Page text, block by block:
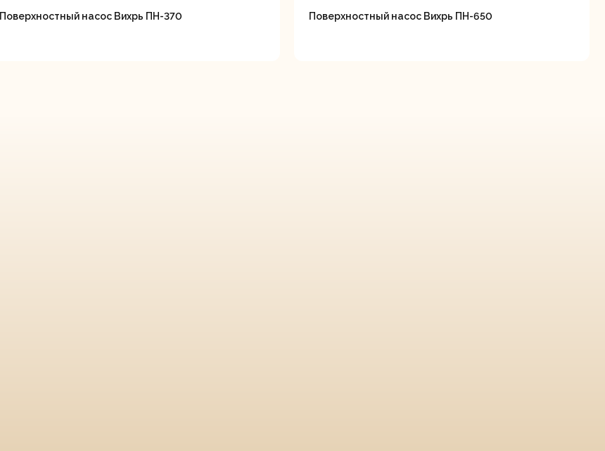
Поверхностный насос Вихрь ПН-370 Поверхностный насос Вихрь ПН-650